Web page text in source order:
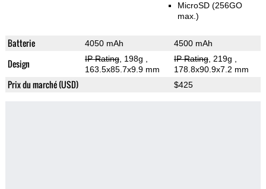
MicroSD (256GO
max.)
Batterie 4050 mAh 4500 mAh
Design IP Rating, 198g
163.5x85.7x9.9 mm
IP Rating, 219g
178.8x90.9x7.2 mm
Prix du marché (USD) $425